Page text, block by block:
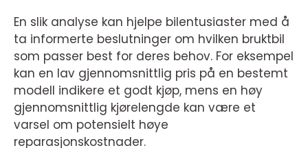
En slik analyse kan hjelpe bilentusiaster med å
ta informerte beslutninger om hvilken bruktbil
som passer best for deres behov. For eksempel
kan en lav gjennomsnittlig pris på en bestemt
modell indikere et godt kjøp, mens en høy
gjennomsnittlig kjørelengde kan være et
varsel om potensielt høye
reparasjonskostnader.